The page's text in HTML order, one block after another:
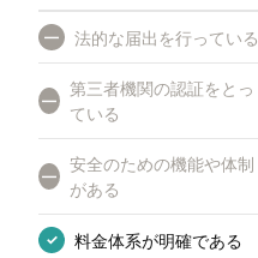
— 法的な届出を行っている
—
第三者機関の認証をとっ
ている
—
安全のための機能や体制
がある
✓ 料金体系が明確である